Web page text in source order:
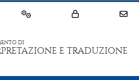
DI
E TRADUZIONE